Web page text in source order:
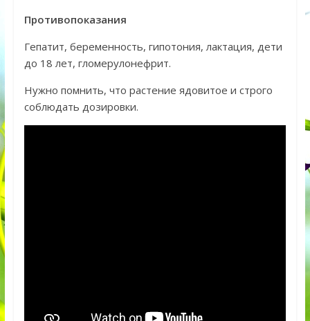
Противопоказания
Гепатит, беременность, гипотония, лактация, дети
до 18 лет, гломерулонефрит.
Нужно помнить, что растение ядовитое и строго
соблюдать дозировки.